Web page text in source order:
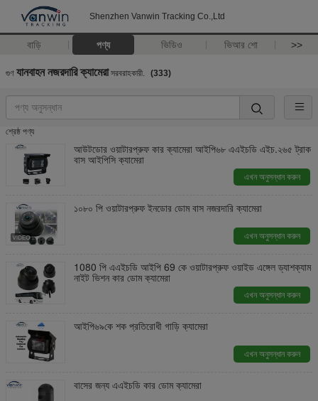
Shenzhen Vanwin Tracking Co.,Ltd
বাড়ি পণ্য ভিডিও ভিআর শো >>
গুণ যানবাহন নজরদারি ক্যামেরাসরবরাহকারী. (333)
শ্রেষ্ঠ পণ্য
আউটডোর ওয়াটারপ্রুফ কার ক্যামেরা আইপি৬৮ এএইচডি এইচ.২৬৫ ট্রাক
বাস আইপিসি ক্যামেরা
এখন অনুসন্ধান করুন
১০৮০ পি ওয়াটারপ্রুফ ইনডোর ডোম বাস নজরদারি ক্যামেরা
এখন অনুসন্ধান করুন
1080 পি এএইচডি আইপি 69 কে ওয়াটারপ্রুফ ওয়াইড এঙ্গেল ড্যাশক্যাম
নাইট ভিশন কার ডোম ক্যামেরা
এখন অনুসন্ধান করুন
আইপি৬৯কে শক প্রতিরোধী গাড়ি ক্যামেরা
এখন অনুসন্ধান করুন
বাসের জন্য এএইচডি কার ডোম ক্যামেরা